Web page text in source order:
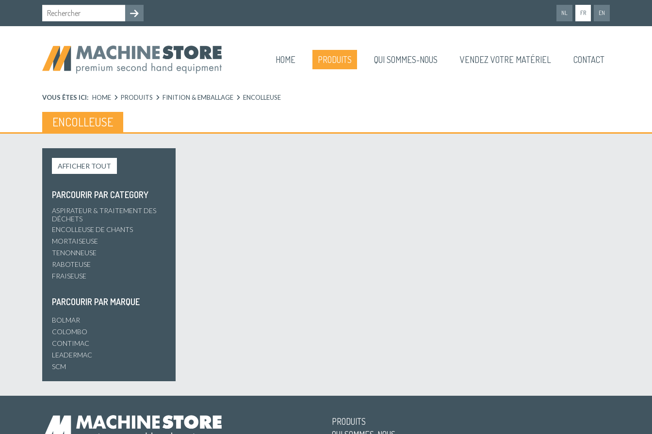
NL FR EN
HOME PRODUITS QUI SOMMES-NOUS VENDEZ VOTRE MATÉRIEL CONTACT
VOUS ÊTES ICI: HOME PRODUITS FINITION & EMBALLAGE ENCOLLEUSE
ENCOLLEUSE
AFFICHER TOUT
PARCOURIR PAR CATEGORY
ASPIRATEUR & TRAITEMENT DES
DÉCHETS
ENCOLLEUSE DE CHANTS
MORTAISEUSE
TENONNEUSE
RABOTEUSE
FRAISEUSE
PARCOURIR PAR MARQUE
BOLMAR
COLOMBO
CONTIMAC
LEADERMAC
SCM
PRODUITS